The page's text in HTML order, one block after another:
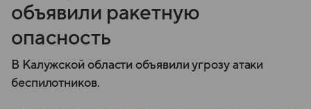
объявили ракетную
опасность
В Калужской области объявили угрозу атаки
беспилотников.